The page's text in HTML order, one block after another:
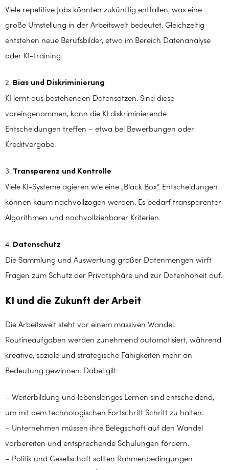
Viele repetitive Jobs könnten zukünftig entfallen, was eine
große Umstellung in der Arbeitswelt bedeutet. Gleichzeitig
entstehen neue Berufsbilder, etwa im Bereich Datenanalyse
oder KI-Training.
2. Bias und Diskriminierung
KI lernt aus bestehenden Datensätzen. Sind diese
voreingenommen, kann die KI diskriminierende
Entscheidungen treffen – etwa bei Bewerbungen oder
Kreditvergabe.
3. Transparenz und Kontrolle
Viele KI-Systeme agieren wie eine „Black Box“. Entscheidungen
können kaum nachvollzogen werden. Es bedarf transparenter
Algorithmen und nachvollziehbarer Kriterien.
4. Datenschutz
Die Sammlung und Auswertung großer Datenmengen wirft
Fragen zum Schutz der Privatsphäre und zur Datenhoheit auf.
KI und die Zukunft der Arbeit
Die Arbeitswelt steht vor einem massiven Wandel.
Routineaufgaben werden zunehmend automatisiert, während
kreative, soziale und strategische Fähigkeiten mehr an
Bedeutung gewinnen. Dabei gilt:
– Weiterbildung und lebenslanges Lernen sind entscheidend,
um mit dem technologischen Fortschritt Schritt zu halten.
– Unternehmen müssen ihre Belegschaft auf den Wandel
vorbereiten und entsprechende Schulungen fördern.
– Politik und Gesellschaft sollten Rahmenbedingungen